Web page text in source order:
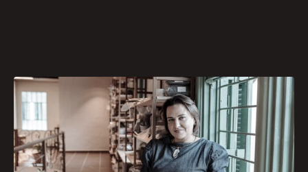
Durante quase 25 anos, a curitibana Maria
Angélica Telles viveu no centro da urgência: nos
plantões, incubadoras e corredores dos